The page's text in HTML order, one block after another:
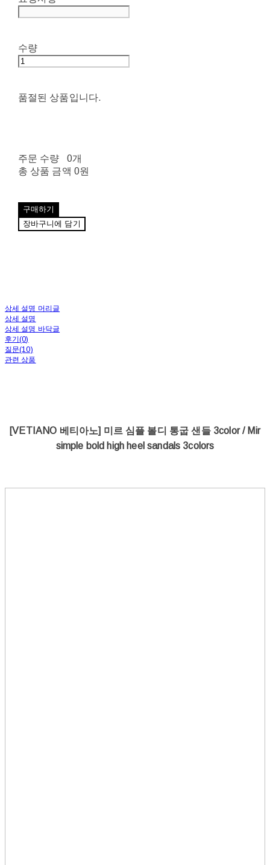
수량
품절된 상품입니다.
주문 수량
0개
총 상품 금액 0원
구매하기
장바구니에 담기
상세 설명 머리글
상세 설명
상세 설명 바닥글
후기(0)
질문(10)
관련 상품
[VETIANO 베티아노] 미르 심플 볼디 통굽 샌들 3color / Mir
simple bold high heel sandals 3colors